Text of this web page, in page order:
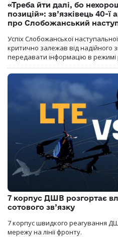
«Треба йти далі, бо
позицій»: зв’язківець 40-ї
про Слобожанський
Успіх Слобожанської
критично залежав від надійного
передавати інформацію в режимі
7 корпус ДШВ розгортає
сотового зв’язку
7 корпус швидкого реагування
мережу на лінії фронту.